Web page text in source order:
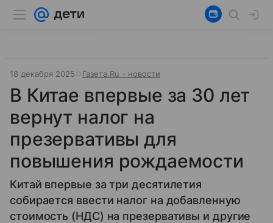
18 декабря 2025 Газета.Ru - новости
В Китае впервые за 30 лет
вернут налог на
презервативы для
повышения рождаемости
Китай впервые за три десятилетия
собирается ввести налог на добавленную
стоимость (НДС) на презервативы и другие